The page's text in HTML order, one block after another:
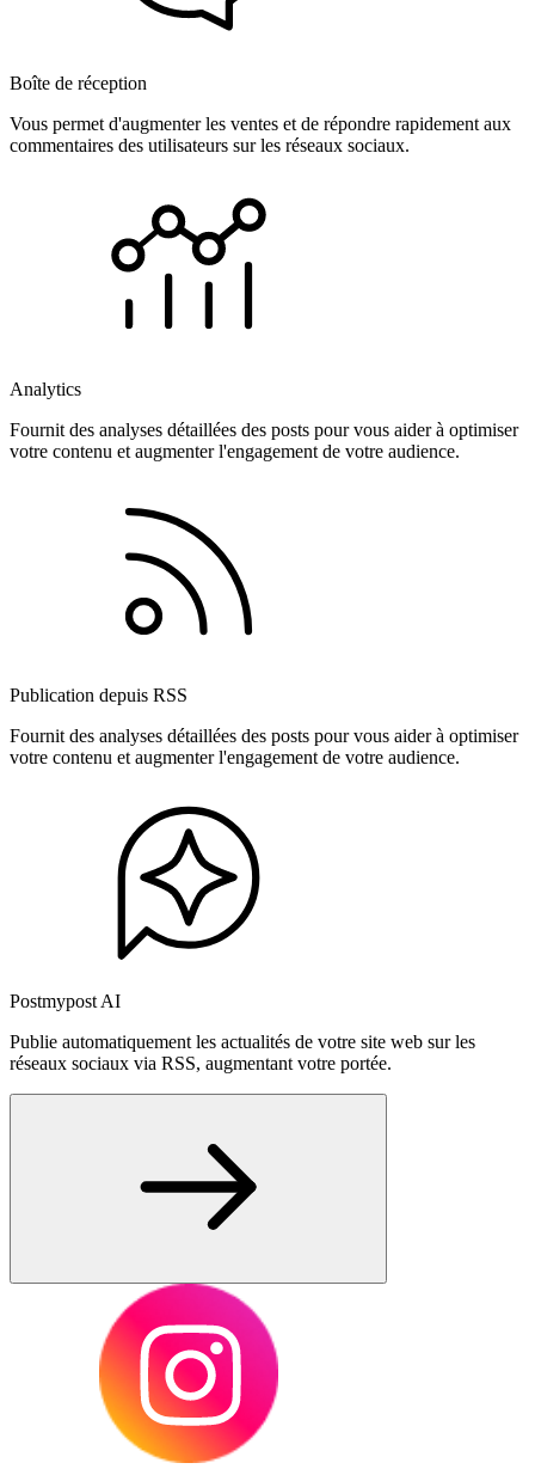
Boîte de réception
Vous permet d'augmenter les ventes et de répondre rapidement aux
commentaires des utilisateurs sur les réseaux sociaux.
Analytics
Fournit des analyses détaillées des posts pour vous aider à optimiser
votre contenu et augmenter l'engagement de votre audience.
Publication depuis RSS
Fournit des analyses détaillées des posts pour vous aider à optimiser
votre contenu et augmenter l'engagement de votre audience.
Postmypost AI
Publie automatiquement les actualités de votre site web sur les
réseaux sociaux via RSS, augmentant votre portée.